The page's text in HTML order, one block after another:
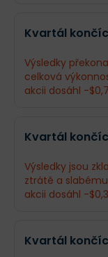
Kvartál
Výsledky
celková
akcii dosáhl -
Příjmy
Kvartál
Výsledky jsou
ztrátě a
akcii dosáhl -
Kvartál